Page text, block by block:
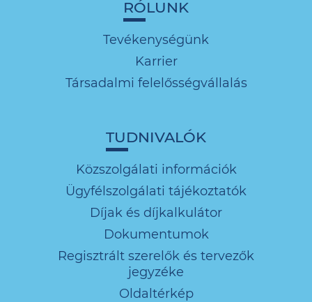
RÓLUNK
Tevékenységünk
Karrier
Társadalmi felelősségvállalás
TUDNIVALÓK
Közszolgálati információk
Ügyfélszolgálati tájékoztatók
Díjak és díjkalkulátor
Dokumentumok
Regisztrált szerelők és tervezők
jegyzéke
Oldaltérkép